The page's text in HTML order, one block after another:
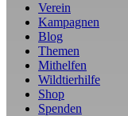
Verein
Kampagnen
Blog
Themen
Mithelfen
Wildtierhilfe
Shop
Spenden